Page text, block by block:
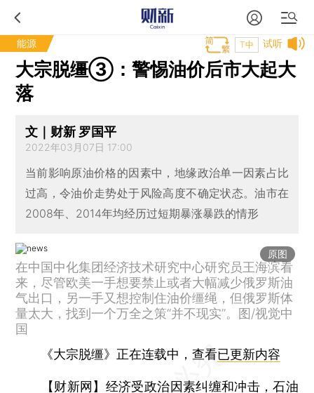
能源 试听
T中
大宗脱缰③：警惕油价后市大起大
落
文｜财新 罗国平
2022年03月07日 17:00
当前影响原油价格的因素中，地缘政治单一因素占比
过高，令油价走势处于风险高度不确定状态。油市在
2008年、2014年均经历过短期暴涨暴跌的情形
原图
在中国中化集团经济技术研究中心研究员王海滨看
来，尽管欧美一手想要禁止或者大幅减少俄罗斯油
气出口，另一手又想控制住油价缰绳，但俄罗斯体
量太大，找到一个万全之策“并不现实”。图/视觉中
国
《大宗脱缰》正在连载中，查看已更新内容
【财新网】 经济受政治因素纠缠和冲击，石油